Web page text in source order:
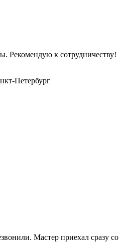
Рекомендую к сотрудничеству!
Петербург
Мастер приехал сразу